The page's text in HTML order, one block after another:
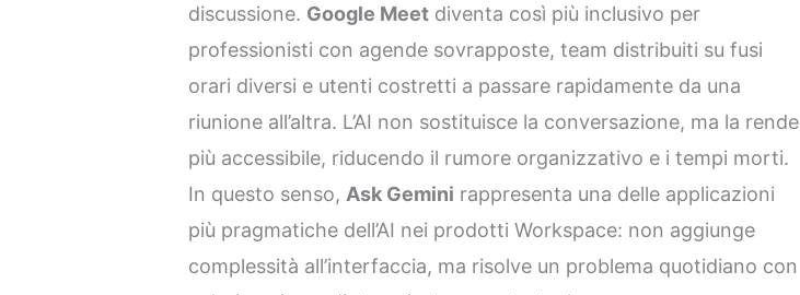
discussione. Google Meet diventa così più inclusivo per
professionisti con agende sovrapposte, team distribuiti su fusi
orari diversi e utenti costretti a passare rapidamente da una
riunione all’altra. L’AI non sostituisce la conversazione, ma la rende
più accessibile, riducendo il rumore organizzativo e i tempi morti.
In questo senso, Ask Gemini rappresenta una delle applicazioni
più pragmatiche dell’AI nei prodotti Workspace: non aggiunge
complessità all’interfaccia, ma risolve un problema quotidiano con